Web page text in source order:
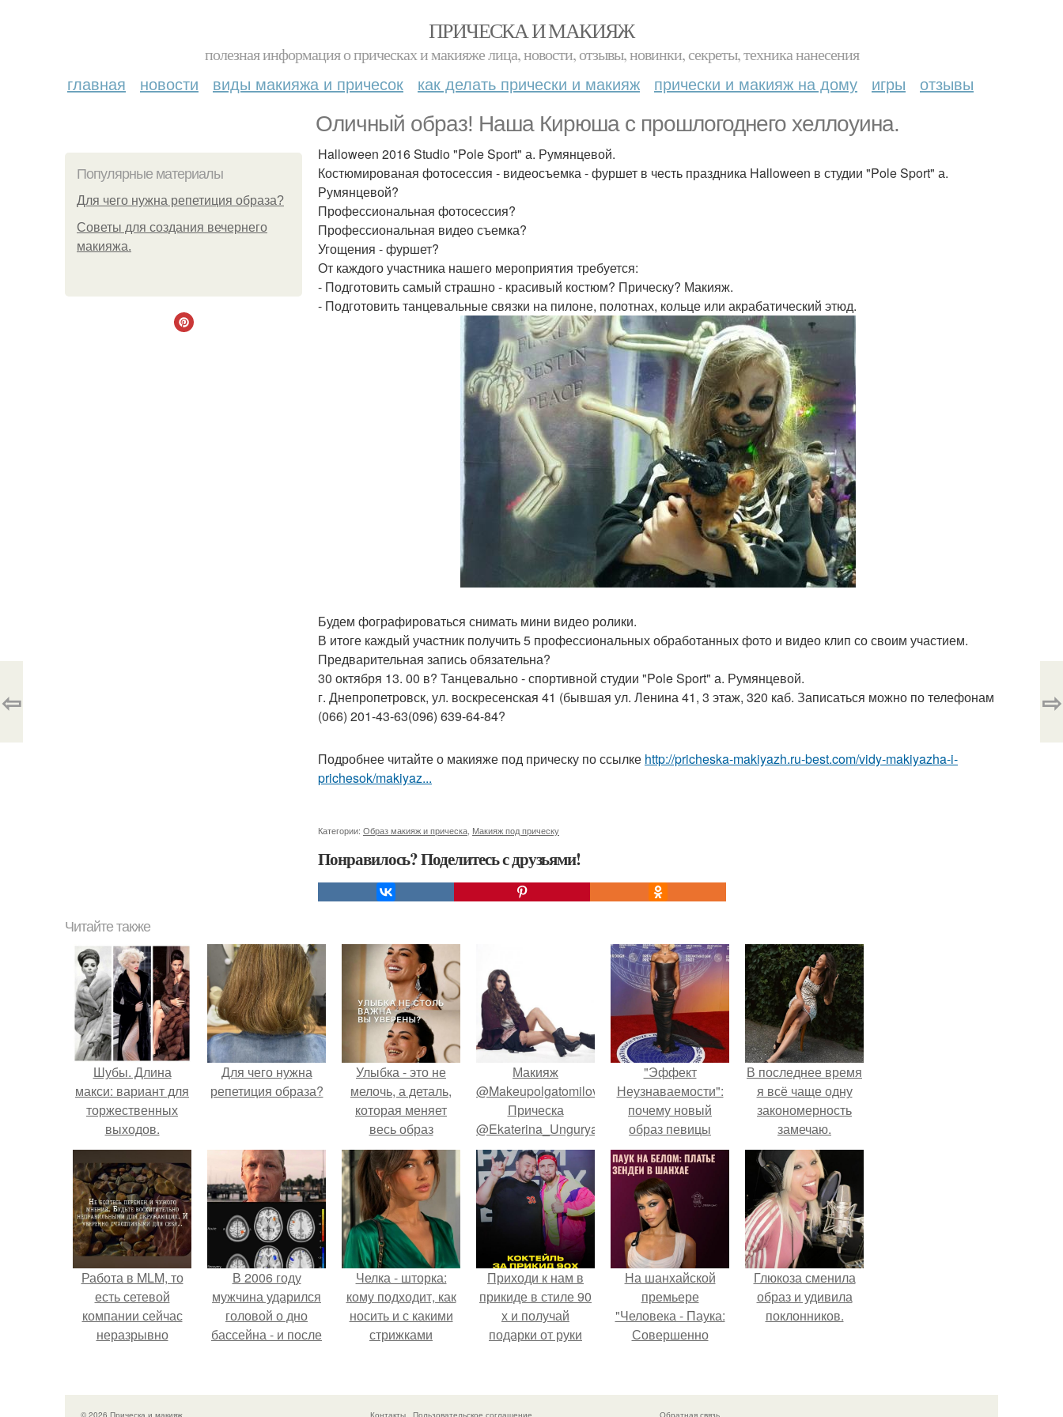
ПРИЧЕСКА И МАКИЯЖ
полезная информация о прическах и макияже лица, новости, отзывы, новинки, секреты, техника нанесения
главная новости виды макияжа и причесок как делать прически и макияж прически и макияж на дому игры отзывы
Оличный образ! Наша Кирюша с прошлогоднего хеллоуина.
Популярные материалы
Для чего нужна репетиция образа?
Советы для создания вечернего
макияжа.
Halloween 2016 Studio "Pole Sport" а. Румянцевой.
Костюмированая фотосессия - видеосъемка - фуршет в честь праздника Halloween в студии "Pole Sport" а.
Румянцевой?
Профессиональная фотосессия?
Профессиональная видео съемка?
Угощения - фуршет?
От каждого участника нашего мероприятия требуется:
- Подготовить самый страшно - красивый костюм? Прическу? Макияж.
- Подготовить танцевальные связки на пилоне, полотнах, кольце или акрабатический этюд.
Будем фографироваться снимать мини видео ролики.
В итоге каждый участник получить 5 профессиональных обработанных фото и видео клип со своим участием.
Предварительная запись обязательна?
30 октября 13. 00 в? Танцевально - спортивной студии "Pole Sport" а. Румянцевой.
г. Днепропетровск, ул. воскресенская 41 (бывшая ул. Ленина 41, 3 этаж, 320 каб. Записаться можно по телефонам
(066) 201-43-63(096) 639-64-84?
Подробнее читайте о макияже под прическу по ссылке http://pricheska-makiyazh.ru-best.com/vidy-makiyazha-i-
prichesok/makiyaz...
Категории: Образ макияж и прическа Макияж под прическу
Понравилось? Поделитесь с друзьями!
⇦ ⇨
Читайте также
Шубы. Длина
макси: вариант для
торжественных
выходов.
Для чего нужна
репетиция образа?
Улыбка - это не
мелочь, а деталь,
которая меняет
весь образ
человека.
Макияж
@Makeupolgatomilova.
Прическа
@Ekaterina_Unguryanu.
"Эффект
Неузнаваемости":
почему новый
образ певицы
вызвал споры о
гранях
возможного?
В последнее время
я всё чаще одну
закономерность
замечаю.
Работа в MLM, то
есть сетевой
компании сейчас
неразрывно
своей страницы в
соц сетях.
В 2006 году
мужчина ударился
головой о дно
бассейна - и после
странным образом.
Челка - шторка:
кому подходит, как
носить и с какими
стрижками
Приходи к нам в
прикиде в стиле 90
х и получай
подарки от руки
На шанхайской
премьере
"Человека - Паука:
Совершенно
просто очередной
наряд, а настоящий
Глюкоза сменила
образ и удивила
поклонников.
© 2026 Прическа и макияж Контакты Пользовательское соглашение Обратная связь